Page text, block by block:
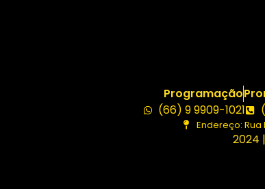
Programação
(66) 9 9909-1021
Endereço:
2024